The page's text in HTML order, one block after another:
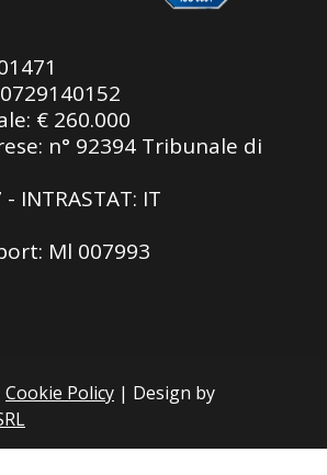
€ 260.000
n° 92394 Tribunale di
- INTRASTAT: IT
Ml 007993
Cookie Policy | Design by